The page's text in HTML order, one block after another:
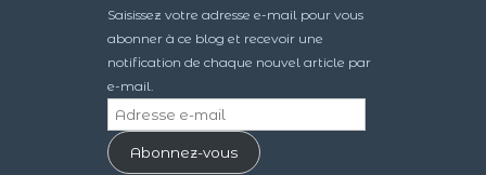
Saisissez votre adresse e-mail pour vous
abonner à ce blog et recevoir une
notification de chaque nouvel article par
e-mail.
Adresse
e-
mailAbonnez-vous